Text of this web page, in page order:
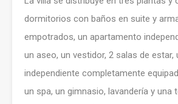
dormitorios con baños en suite y
empotrados, un apartamento
un aseo, un vestidor, 2 salas de estar,
independiente completamente
un spa, un gimnasio, lavandería y una